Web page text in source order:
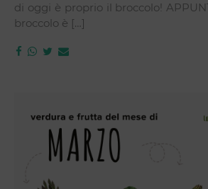
di oggi è proprio il broccolo!
broccolo è […]